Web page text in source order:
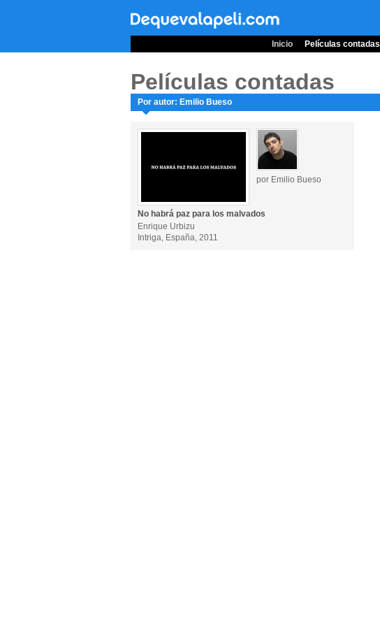
Inicio Películas contadas
Películas contadas
Por autor: Emilio Bueso
por Emilio Bueso
No habrá paz para los malvados
Enrique Urbizu
Intriga, España, 2011